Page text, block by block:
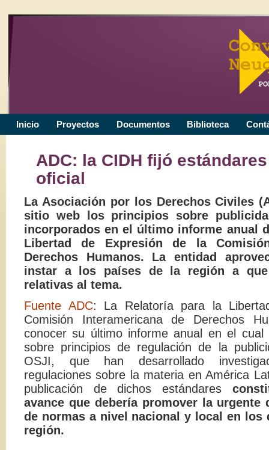
Inicio Proyectos Documentos Biblioteca
ADC: la CIDH fijó
oficial
La Asociación por los Derechos Civiles
sitio web los principios sobre
incorporados en el último informe anual
Libertad de Expresión de la
Derechos Humanos. La entidad
instar a los países de la región a que
relativas al tema.
Fuente ADC: La Relatoría para la
Comisión Interamericana de Derechos
conocer su último informe anual en el
sobre principios de regulación de la
OSJI, que han desarrollado
regulaciones sobre la materia en América
publicación de dichos estándares
avance que debería promover la urgente
de normas a nivel nacional y local en los
región.